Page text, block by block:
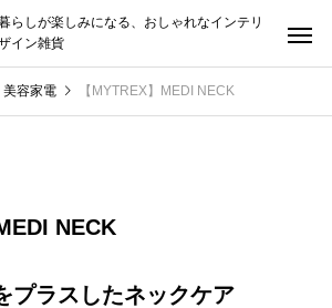
らしが楽しみになる、おしゃれなインテリ
イン雑貨
美容家電 【MYTREX】MEDI NECK
NECK
プラスしたネックケア